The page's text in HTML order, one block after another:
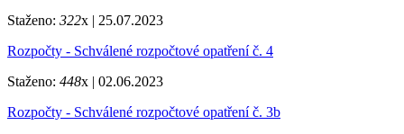
Staženo: 322x | 25.07.2023
Rozpočty - Schválené rozpočtové opatření č. 4
Staženo: 448x | 02.06.2023
Rozpočty - Schválené rozpočtové opatření č. 3b